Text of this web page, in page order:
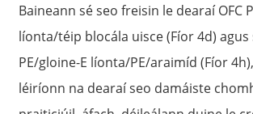
Baineann sé seo freisin le dearaí OFC
líonta/téip blocála uisce (Fíor 4d)
PE/gloine-E líonta/PE/araimíd (Fíor
léiríonn na dearaí seo damáiste